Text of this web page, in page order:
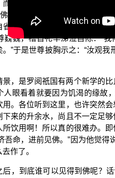
有细虫不可得饮；二人相对
之明戒仁慈为首，残生自活
省，即识宿命：持戒不犯，今
巍巍，稽首礼毕涕泣自陈：“
”于是世尊披胸示之：“汝观
景，是罗阅祇国有两个新学的
人眼看着就要因为饥渴的缘故
。各位听到这里，也许突然
下来的升余水，尚且不一定足
饮用啊！所以真的很难办。
吾命，进前见佛。”因为他觉
作了。
，到底谁可以见得到佛呢？